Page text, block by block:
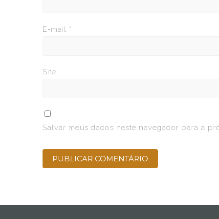
E-mail *
Site
Salvar meus dados neste navegador para a